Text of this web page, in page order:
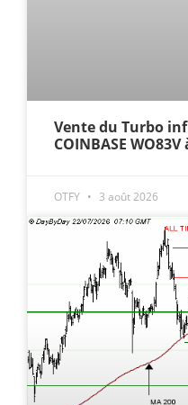
Vente du Turbo
COINBASE WO83V
OTFY 3 août 2026